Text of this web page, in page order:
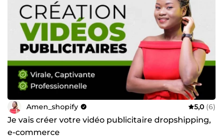
Amen_shopify 5,0 (6)
Je vais créer votre vidéo publicitaire dropshipping,
e-commerce